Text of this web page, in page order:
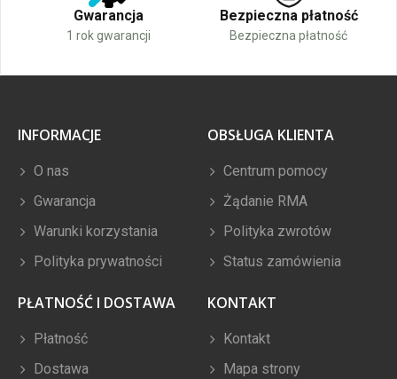
Gwarancja
1 rok gwarancji
Bezpieczna płatność
Bezpieczna płatność
INFORMACJE
O nas
Gwarancja
Warunki korzystania
Polityka prywatności
OBSŁUGA KLIENTA
Centrum pomocy
Żądanie RMA
Polityka zwrotów
Status zamówienia
PŁATNOŚĆ I DOSTAWA
Płatność
Dostawa
KONTAKT
Kontakt
Mapa strony